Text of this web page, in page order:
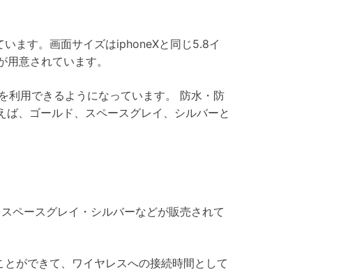
ます。画面サイズはiphoneXと同じ5.8イ
意されています。
利用できるようになっています。 防水・防
、ゴールド、スペースグレイ、シルバーと
ペースグレイ・シルバーなどが販売されて
ができて、ワイヤレスへの接続時間として